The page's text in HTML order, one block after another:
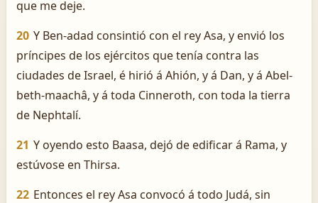
que me deje.
20 Y Ben-adad consintió con el rey Asa, y envió los
príncipes de los ejércitos que tenía contra las
ciudades de Israel, é hirió á Ahión, y á Dan, y á Abel-
beth-maachâ, y á toda Cinneroth, con toda la tierra
de Nephtalí.
21 Y oyendo esto Baasa, dejó de edificar á Rama, y
estúvose en Thirsa.
22 Entonces el rey Asa convocó á todo Judá, sin